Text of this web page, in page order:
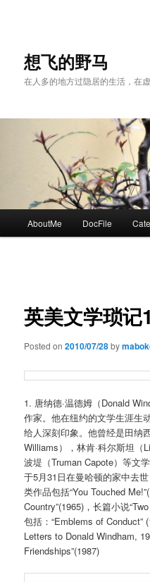
content想飞的野马
在人多的地方过隐居的生活，在
AboutMe DocFile
英美文学琐记
Posted on2010/07/28by
1. 唐纳德·温德姆（Donald
作家。他在纽约的文学生涯生
给人深刻印象。他曾经是田纳
Williams），林肯·科尔斯坦（
波堤（Truman Capote）等文
于5月31日在曼哈顿的家中去
类作品包括“You Touched
Country”(1965)，长篇小说
包括：“Emblems of Conduct”
Letters to Donald Windham,
Friendships”(1987)